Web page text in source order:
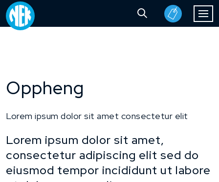
Oppheng
Lorem ipsum dolor sit amet consectetur elit
Lorem ipsum dolor sit amet,
consectetur adipiscing elit sed do
eiusmod tempor incididunt ut labore